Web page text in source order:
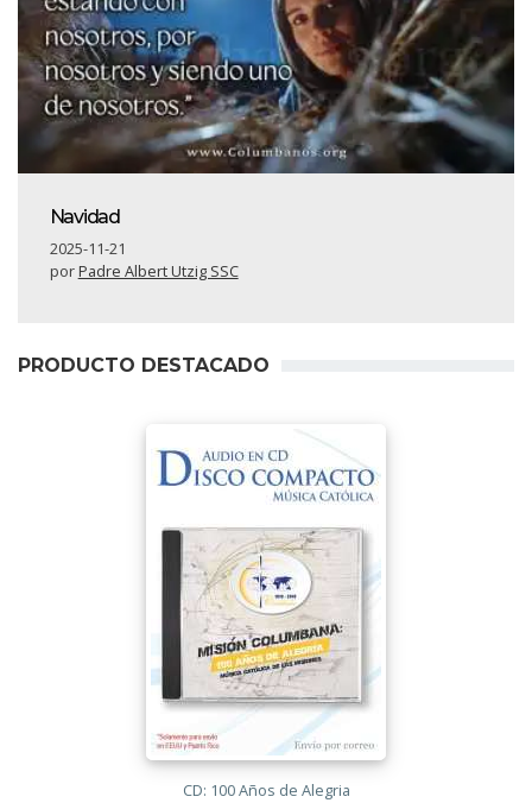
Navidad
2025-11-21
porPadre Albert Utzig SSC
PRODUCTO DESTACADO
CD: 100 Años de Alegria